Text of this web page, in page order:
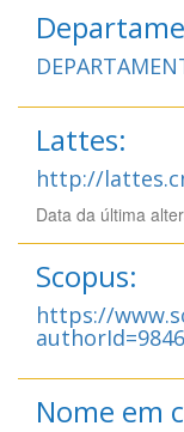
Lattes:
http://
Data da última
Scopus:
https://
Nome em